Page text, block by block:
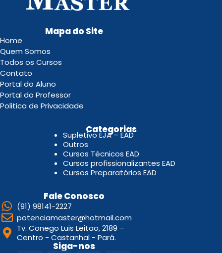
Mapa do Site
Home
Quem Somos
Todos os Cursos
Contato
Portal do Aluno
Portal do Professor
Politica de Privacidade
Categorias
Supletivo EJA – EAD
Outros
Cursos Técnicos EAD
Cursos profissionalizantes EAD
Cursos Preparatórios EAD
Fale Conosco
(91) 98141-2227
potenciamaster@hotmail.com
Tv. Conego Luis Leitao, 2189 –
Centro - Castanhal - Pará.
Siga-nos